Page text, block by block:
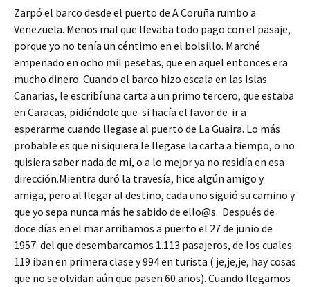
b
o
o
k
tt
er
m
p
ar
tir
Zarpó el barco desde el puerto de A Coruña rumbo a
Venezuela. Menos mal que llevaba todo pago con el pasaje,
porque yo no tenía un céntimo en el bolsillo. Marché
empeñado en ocho mil pesetas, que en aquel entonces era
mucho dinero. Cuando el barco hizo escala en las Islas
Canarias, le escribí una carta a un primo tercero, que estaba
en Caracas, pidiéndole que si hacía el favor de ir a
esperarme cuando llegase al puerto de La Guaira. Lo más
probable es que ni siquiera le llegase la carta a tiempo, o no
quisiera saber nada de mi, o a lo mejor ya no residía en esa
dirección.Mientra duró la travesía, hice algún amigo y
amiga, pero al llegar al destino, cada uno siguió su camino y
que yo sepa nunca más he sabido de ello@s. Después de
doce días en el mar arribamos a puerto el 27 de junio de
1957. del que desembarcamos 1.113 pasajeros, de los cuales
119 iban en primera clase y 994 en turista ( je,je,je, hay cosas
que no se olvidan aún que pasen 60 años). Cuando llegamos